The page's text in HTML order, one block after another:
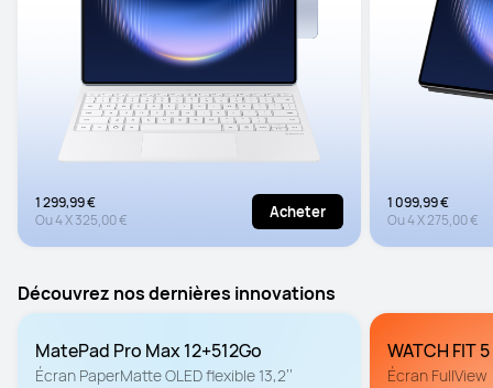
1 299,99 €
Ou4X325,00 € Acheter
1 099,99 €
Ou4X275,00 €
Découvrez nos dernières innovations
MatePad Pro Max 12+512Go
Écran PaperMatte OLED flexible 13,2’’
WATCH FIT
Écran FullView